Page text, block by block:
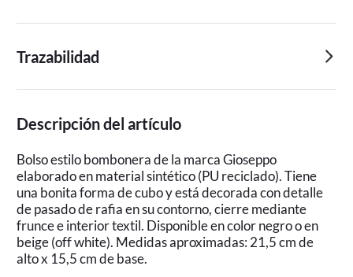
Trazabilidad
Descripción del artículo
Bolso estilo bombonera de la marca Gioseppo
elaborado en material sintético (PU reciclado). Tiene
una bonita forma de cubo y está decorada con detalle
de pasado de rafia en su contorno, cierre mediante
frunce e interior textil. Disponible en color negro o en
beige (off white). Medidas aproximadas: 21,5 cm de
alto x 15,5 cm de base.